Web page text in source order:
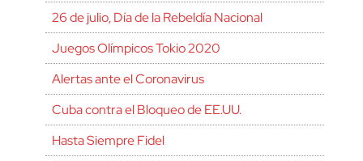
26 de julio, Día de la Rebeldía Nacional
Juegos Olímpicos Tokio 2020
Alertas ante el Coronavirus
Cuba contra el Bloqueo de EE.UU.
Hasta Siempre Fidel